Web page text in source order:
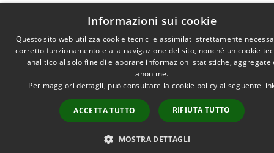
Informazioni sui cookie
Questo sito web utilizza cookie tecnici e assimilati strettamente
corretto funzionamento e alla navigazione del sito, nonché un cookie
analitico al solo fine di elaborare informazioni statistiche, aggregate
anonime.
Per maggiori dettagli, può consultare la cookie policy al seguente
ACCETTA TUTTO RIFIUTA TUTTO
MOSTRA DETTAGLI